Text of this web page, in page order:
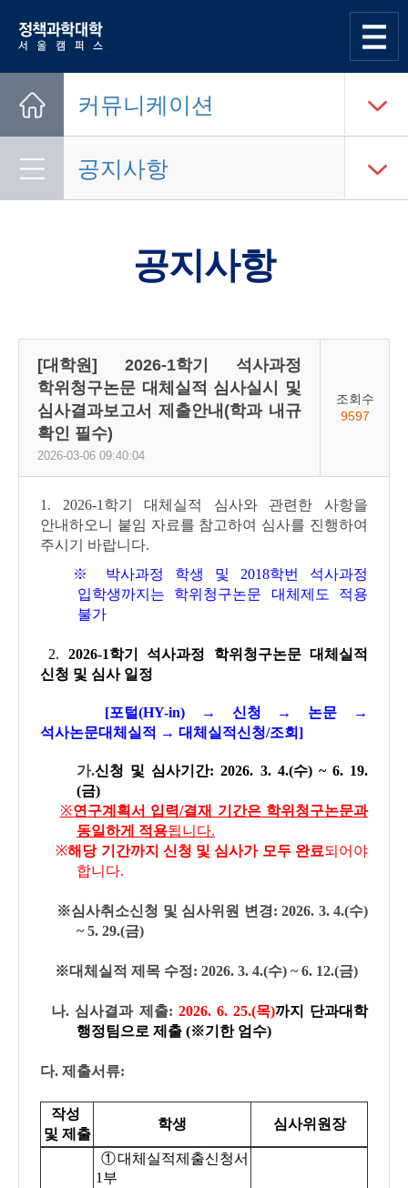
한양대학교
커뮤니케이션
공지사항
공지사항
[대학원] 2026-1학기 석사과정
학위청구논문 대체실적 심사실시 및
심사결과보고서 제출안내(학과 내규
확인 필수)
2026-03-06 09:40:04
조회수
9597
1. 2026-1학기 대체실적 심사와 관련한 사항을
안내하오니 붙임 자료를 참고하여 심사를 진행하여
주시기 바랍니다.
※ 박사과정 학생 및 2018학번 석사과정
입학생까지는 학위청구논문 대체제도 적용
불가
2. 2026-1학기 석사과정 학위청구논문 대체실적
신청 및 심사 일정
[포털(HY-in) → 신청 → 논문 →
석사논문대체실적 → 대체실적신청/조회]
가.신청 및 심사기간: 2026. 3. 4.(수) ~ 6. 19.
(금)
※연구계획서 입력/결재 기간은 학위청구논문과
동일하게 적용됩니다.
※해당 기간까지 신청 및 심사가 모두 완료되어야
합니다.
※심사취소신청 및 심사위원 변경: 2026. 3. 4.(수)
~ 5. 29.(금)
※대체실적 제목 수정: 2026. 3. 4.(수) ~ 6. 12.(금)
나. 심사결과 제출: 2026. 6. 25.(목)까지 단과대학
행정팀으로 제출 (※기한 엄수)
다. 제출서류:
작성
및 제출
학생 심사위원장
①대체실적제출신청서
1부